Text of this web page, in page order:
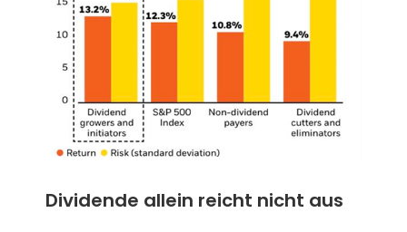
Dividende allein reicht nicht aus